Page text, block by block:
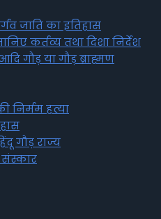
जाति का इतिहास
कर्तव्य तथा दिशा निर्देश
गौड़ या गौड़ ब्राह्मण
निर्मम हत्या
गौड़ राज्य